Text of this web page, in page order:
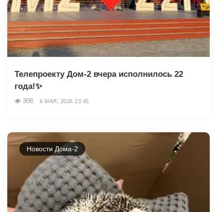
Телепроекту Дом-2 вчера исполнилось 22
года!✨
308 6 МАЯ, 2026 23:45
Новости Дома-2